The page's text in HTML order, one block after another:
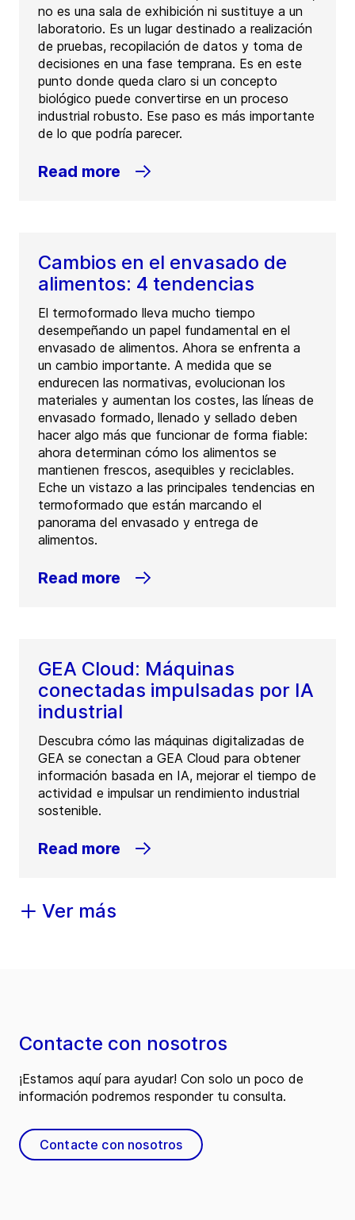
no es una sala de exhibición ni sustituye a un
laboratorio. Es un lugar destinado a realización
de pruebas, recopilación de datos y toma de
decisiones en una fase temprana. Es en este
punto donde queda claro si un concepto
biológico puede convertirse en un proceso
industrial robusto. Ese paso es más importante
de lo que podría parecer.
Read more
Cambios en el envasado de
alimentos: 4 tendencias
El termoformado lleva mucho tiempo
desempeñando un papel fundamental en el
envasado de alimentos. Ahora se enfrenta a
un cambio importante. A medida que se
endurecen las normativas, evolucionan los
materiales y aumentan los costes, las líneas de
envasado formado, llenado y sellado deben
hacer algo más que funcionar de forma fiable:
ahora determinan cómo los alimentos se
mantienen frescos, asequibles y reciclables.
Eche un vistazo a las principales tendencias en
termoformado que están marcando el
panorama del envasado y entrega de
alimentos.
Read more
GEA Cloud: Máquinas
conectadas impulsadas por IA
industrial
Descubra cómo las máquinas digitalizadas de
GEA se conectan a GEA Cloud para obtener
información basada en IA, mejorar el tiempo de
actividad e impulsar un rendimiento industrial
sostenible.
Read more
Ver más
Contacte con nosotros
¡Estamos aquí para ayudar! Con solo un poco de
información podremos responder tu consulta.
Contacte con nosotros